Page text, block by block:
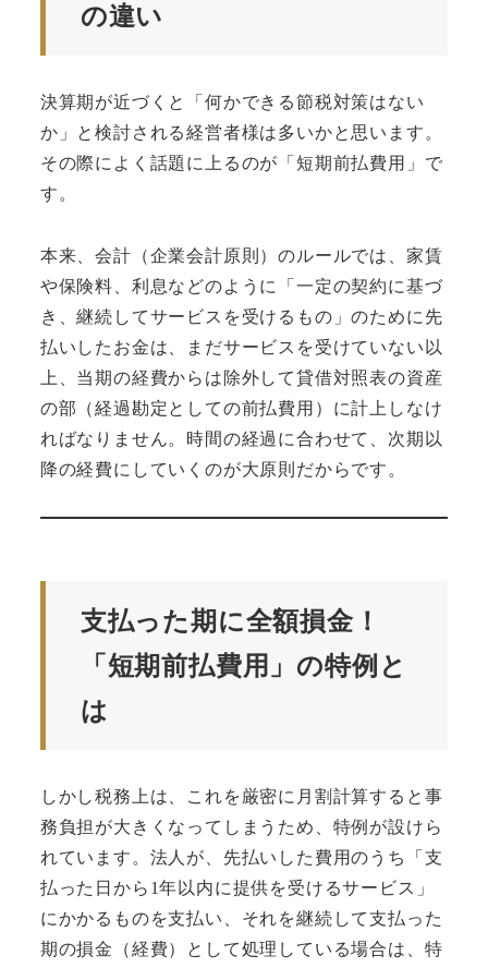
の違い
決算期が近づくと「何かできる節税対策はない
か」と検討される経営者様は多いかと思います。
その際によく話題に上るのが「短期前払費用」で
す。
本来、会計（企業会計原則）のルールでは、家賃
や保険料、利息などのように「一定の契約に基づ
き、継続してサービスを受けるもの」のために先
払いしたお金は、まだサービスを受けていない以
上、当期の経費からは除外して貸借対照表の資産
の部（経過勘定としての前払費用）に計上しなけ
ればなりません。時間の経過に合わせて、次期以
降の経費にしていくのが大原則だからです。
支払った期に全額損金！
「短期前払費用」の特例と
は
しかし税務上は、これを厳密に月割計算すると事
務負担が大きくなってしまうため、特例が設けら
れています。法人が、先払いした費用のうち「支
払った日から1年以内に提供を受けるサービス」
にかかるものを支払い、それを継続して支払った
期の損金（経費）として処理している場合は、特